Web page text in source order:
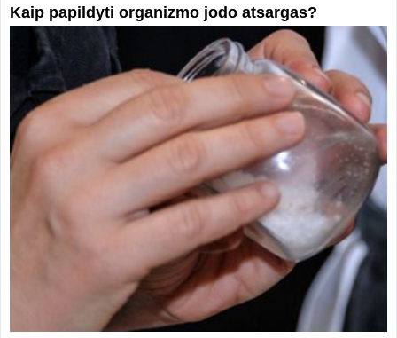
Kaip papildyti organizmo jodo atsargas?